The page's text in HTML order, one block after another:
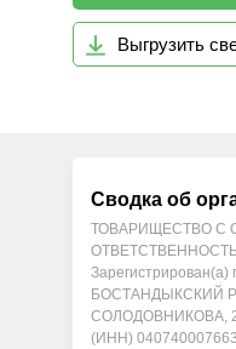
Выгрузить
Сводка об
ТОВАРИЩЕСТВО С
БОСТАНДЫКСКИЙ
СОЛОДОВНИКОВА, 21, КВ 326,
(ИНН) 040740007663, Присвоен